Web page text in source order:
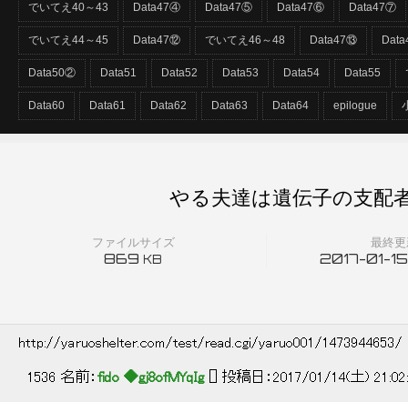
でいてえ40～43 Data47④ Data47⑤ Data47⑥ Data47⑦
でいてえ44～45 Data47⑫ でいてえ46～48 Data47⑬
Data50② Data51 Data52 Data53 Data54 Data55
Data60 Data61 Data62 Data63 Data64 epilogue
ファイルサイズ
869 KB
最終
2017-01-
やる夫達は遺伝子の支配
http://yaruoshelter.com/test/read.cgi/yaruo001/1473944653/
1536 名前： fido ◆gj8ofMYqIg [] 投稿日：2017/01/14(土)